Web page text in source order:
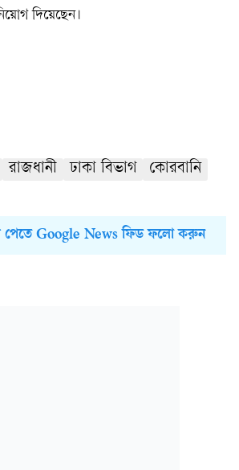
দিয়েছেন।
রাজধানী ঢাকা বিভাগ
কোরবানি
পেতে Google News ফিড ফলো করুন